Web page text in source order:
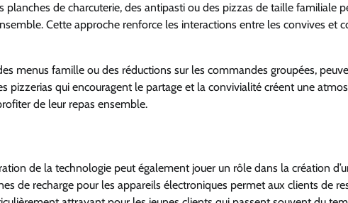
de charcuterie, des antipasti ou des pizzas de taille familiale
Cette approche renforce les interactions entre les convives et
menus famille ou des réductions sur les commandes groupées,
pizzerias qui encouragent le partage et la convivialité créent une
de leur repas ensemble.
de la technologie peut également jouer un rôle dans la création
de recharge pour les appareils électroniques permet aux clients de